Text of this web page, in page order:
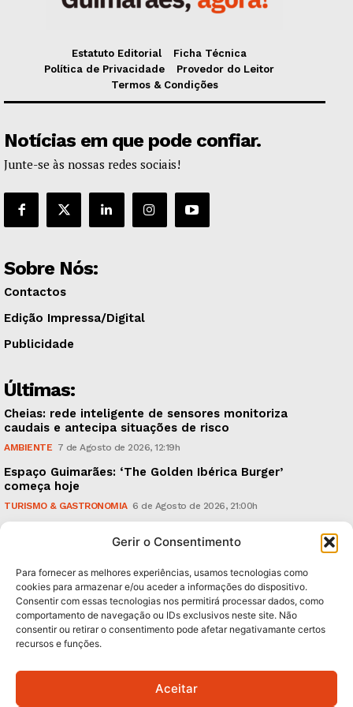
Gerir o Consentimento
Para fornecer as melhores experiências, usamos tecnologias como
cookies para armazenar e/ou aceder a informações do dispositivo.
Consentir com essas tecnologias nos permitirá processar dados, como
comportamento de navegação ou IDs exclusivos neste site. Não
consentir ou retirar o consentimento pode afetar negativamante certos
recursos e funções.
Aceitar
Estatuto Editorial
Ficha Técnica
Política de Privacidade
Provedor do Leitor
Termos & Condições
Notícias em que pode confiar.
Junte-se às nossas redes sociais!
Sobre Nós:
Contactos
Edição Impressa/Digital
Publicidade
Últimas:
Cheias: rede inteligente de sensores monitoriza
caudais e antecipa situações de risco
AMBIENTE 7 de Agosto de 2026, 12:19h
Espaço Guimarães: ‘The Golden Ibérica Burger’
começa hoje
TURISMO & GASTRONOMIA 6 de Agosto de 2026, 21:00h
Subscreva Newsletter:
QUERO ADERIR